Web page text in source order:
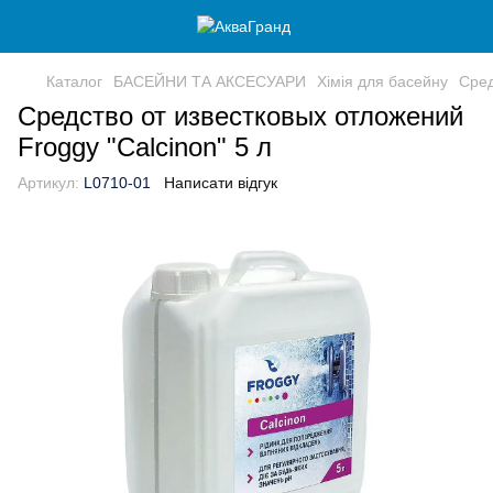
Каталог БАСЕЙНИ ТА АКСЕСУАРИ Хімія для басейну
Средство от известковых отложений
Froggy "Calcinon" 5 л
Артикул: L0710-01 Написати відгук